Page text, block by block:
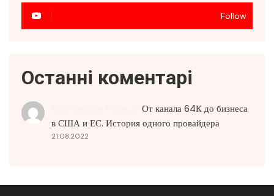
Follow
Останні коментарі
От канала 64К до бизнеса
в США и ЕС. История одного провайдера
21.08.2022